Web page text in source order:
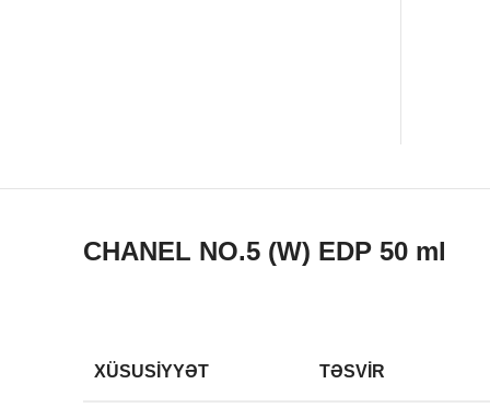
CHANEL NO.5 (W) EDP 50 ml
XÜSUSIYYƏT TƏSVIR